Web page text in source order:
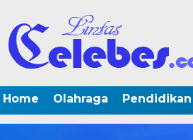
Home Olahraga Pendidikan